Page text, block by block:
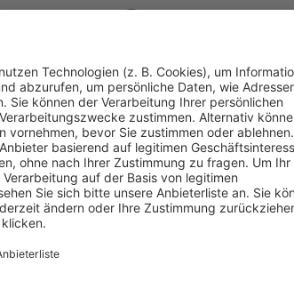
:
(  :  )
TSV 1928 Eßleben
0 0 0
-:- TSV 1928 Eßleben